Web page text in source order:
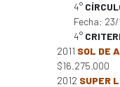
4°
Fecha: 23/
4°
2011 SOL DE
$16.275.000
2012 SUPER